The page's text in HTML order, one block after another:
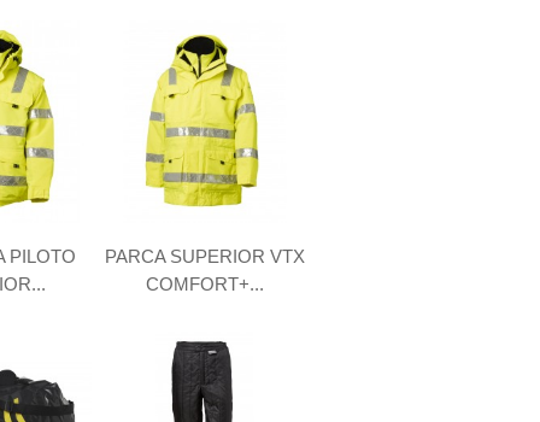
PILOTO
PARCA SUPERIOR VTX
COMFORT+...